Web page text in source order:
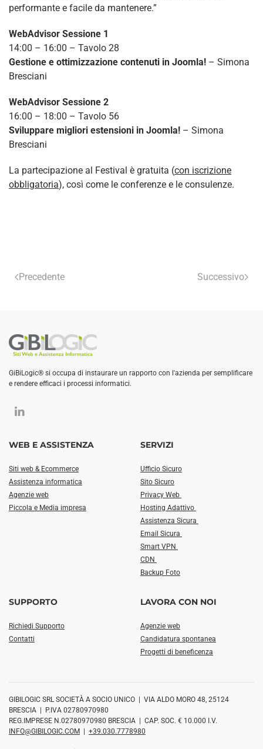
performante e facile da mantenere.”
WebAdvisor Sessione 1
14:00 – 16:00 – Tavolo 28
Gestione e ottimizzazione contenuti in Joomla! – Simona
Bresciani
WebAdvisor Sessione 2
16:00 – 18:00 – Tavolo 56
Sviluppare migliori estensioni in Joomla! – Simona
Bresciani
La partecipazione al Festival è gratuita (con iscrizione
obbligatoria), così come le conferenze e le consulenze.
Precedente Successivo
GiBiLogic® si occupa di instaurare un rapporto con l'azienda per semplificare
e rendere efficaci i processi informatici.
WEB E ASSISTENZA
Siti web & Ecommerce
Assistenza informatica
Agenzie web
Piccola e Media impresa
SERVIZI
Ufficio Sicuro
Sito Sicuro
Privacy Web
Hosting Adattivo
Assistenza Sicura
Email Sicura
Smart VPN
CDN
Backup Foto
SUPPORTO
Richiedi Supporto
Contatti
LAVORA CON NOI
Agenzie web
Candidatura spontanea
Progetti di beneficenza
GIBILOGIC SRL SOCIETÀ A SOCIO UNICO | VIA ALDO MORO 48, 25124
BRESCIA | P.IVA 02780970980
REG.IMPRESE N.02780970980 BRESCIA | CAP. SOC. € 10.000 I.V.
INFO@GIBILOGIC.COM | +39.030.7778980